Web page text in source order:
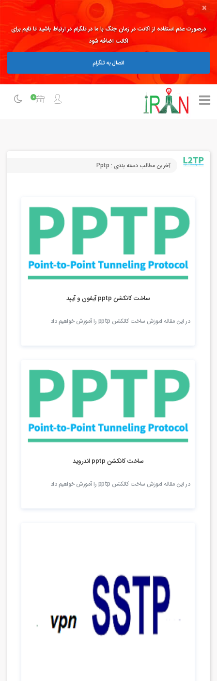
×
درصورت عدم استفاده از اکانت در زمان جنگ با ما در تلگرام در ارتباط باشید تا تایم برای
اکانت اضافه شود
اتصال به تلگرام
0
آخرین مطالب دسته بندی : Pptp
ساخت کانکشن pptp آیفون و آیپد
در این مقاله اموزش ساخت کانکشن pptp را آموزش خواهیم داد
ساخت کانکشن pptp اندروید
در این مقاله اموزش ساخت کانکشن pptp را آموزش خواهیم داد